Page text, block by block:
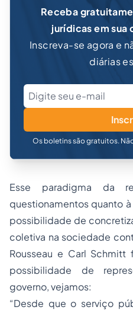
Receba
jurídicas em sua
Inscreva-se agora e
diárias
Os boletins são gratuitos.
Esse paradigma da
questionamentos quanto
possibilidade de
coletiva na sociedade
Rousseau e Carl
possibilidade de
governo, vejamos:
“Desde que o serviço